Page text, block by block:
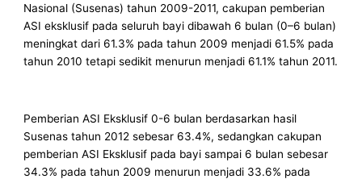
Nasional (Susenas) tahun 2009-2011, cakupan pemberian
ASI eksklusif pada seluruh bayi dibawah 6 bulan (0–6 bulan)
meningkat dari 61.3% pada tahun 2009 menjadi 61.5% pada
tahun 2010 tetapi sedikit menurun menjadi 61.1% tahun 2011.
Pemberian ASI Eksklusif 0-6 bulan berdasarkan hasil
Susenas tahun 2012 sebesar 63.4%, sedangkan cakupan
pemberian ASI Eksklusif pada bayi sampai 6 bulan sebesar
34.3% pada tahun 2009 menurun menjadi 33.6% pada